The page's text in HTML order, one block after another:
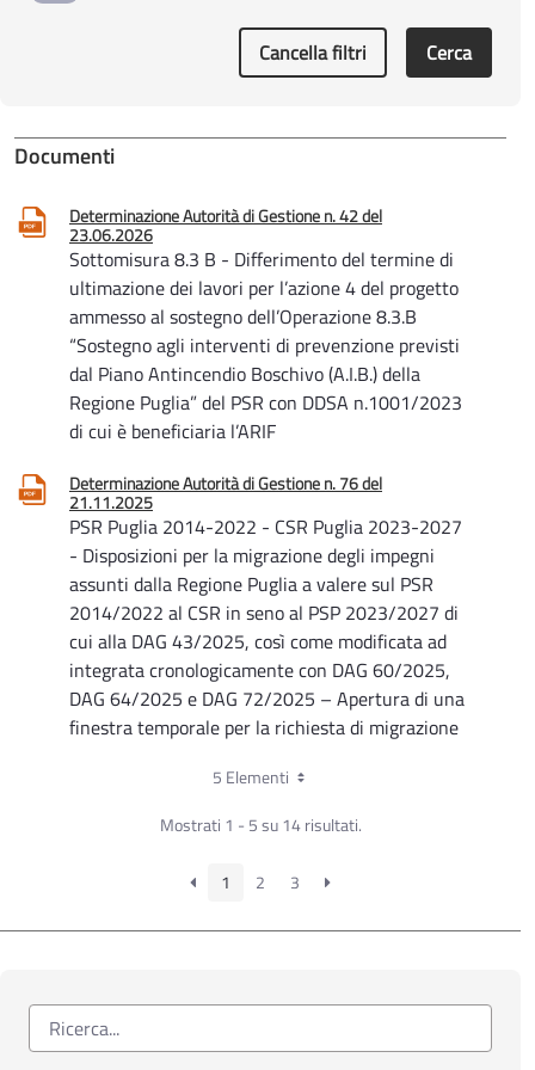
Cancella filtri Cerca
Documenti
Determinazione Autorità di Gestione n. 42 del
23.06.2026
Sottomisura 8.3 B - Differimento del termine di
ultimazione dei lavori per l’azione 4 del progetto
ammesso al sostegno dell’Operazione 8.3.B
“Sostegno agli interventi di prevenzione previsti
dal Piano Antincendio Boschivo (A.I.B.) della
Regione Puglia” del PSR con DDSA n.1001/2023
di cui è beneficiaria l’ARIF
Determinazione Autorità di Gestione n. 76 del
21.11.2025
PSR Puglia 2014-2022 - CSR Puglia 2023-2027
- Disposizioni per la migrazione degli impegni
assunti dalla Regione Puglia a valere sul PSR
2014/2022 al CSR in seno al PSP 2023/2027 di
cui alla DAG 43/2025, così come modificata ad
integrata cronologicamente con DAG 60/2025,
DAG 64/2025 e DAG 72/2025 – Apertura di una
finestra temporale per la richiesta di migrazione
- Disposizioni in merito alla migrazione degli
PSR 2014/2022 al CSR in seno al PSP
termini
5 Elementi
Mostrati 1 - 5 su 14 risultati.
1 2 3